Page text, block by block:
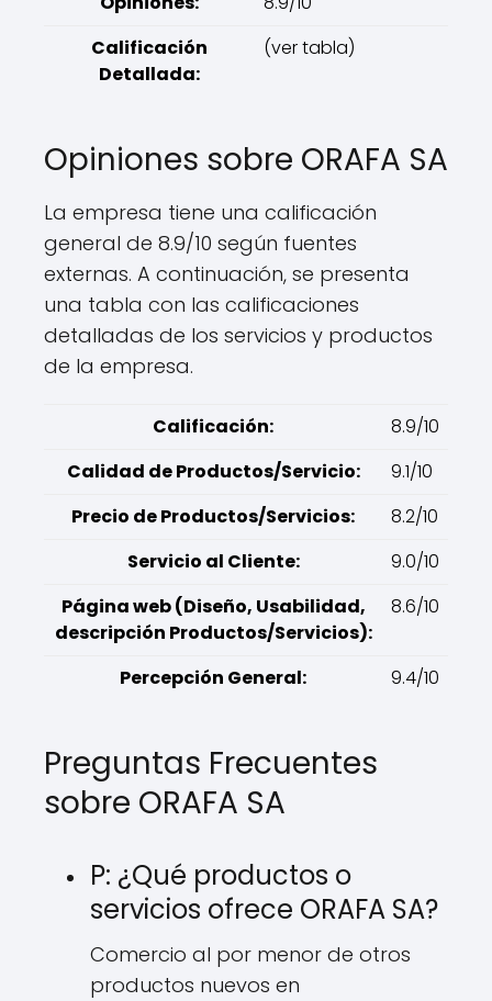
Calificación
Detallada:
(ver tabla)
Opiniones sobre ORAFA SA
La empresa tiene una calificación
general de 8.9/10 según fuentes
externas. A continuación, se presenta
una tabla con las calificaciones
detalladas de los servicios y productos
de la empresa.
Calificación:
8.9/10
Calidad de Productos/Servicio:
9.1/10
Precio de Productos/Servicios:
8.2/10
Servicio al Cliente:
9.0/10
Página web (Diseño, Usabilidad,
descripción Productos/Servicios):
8.6/10
Percepción General: 9.4/10
Preguntas Frecuentes
sobre ORAFA SA
P: ¿Qué productos o
servicios ofrece ORAFA SA?
Comercio al por menor de otros
productos nuevos en